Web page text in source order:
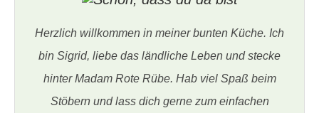
Herzlich willkommen in meiner bunten Küche. Ich
bin Sigrid, liebe das ländliche Leben und stecke
hinter Madam Rote Rübe. Hab viel Spaß beim
Stöbern und lass dich gerne zum einfachen